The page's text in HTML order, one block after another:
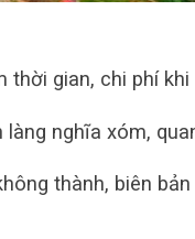
thời gian, chi phí
nghĩa xóm,
thành, biên